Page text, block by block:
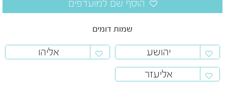
שמות דומים
יהושע
אליהו
אליעזר